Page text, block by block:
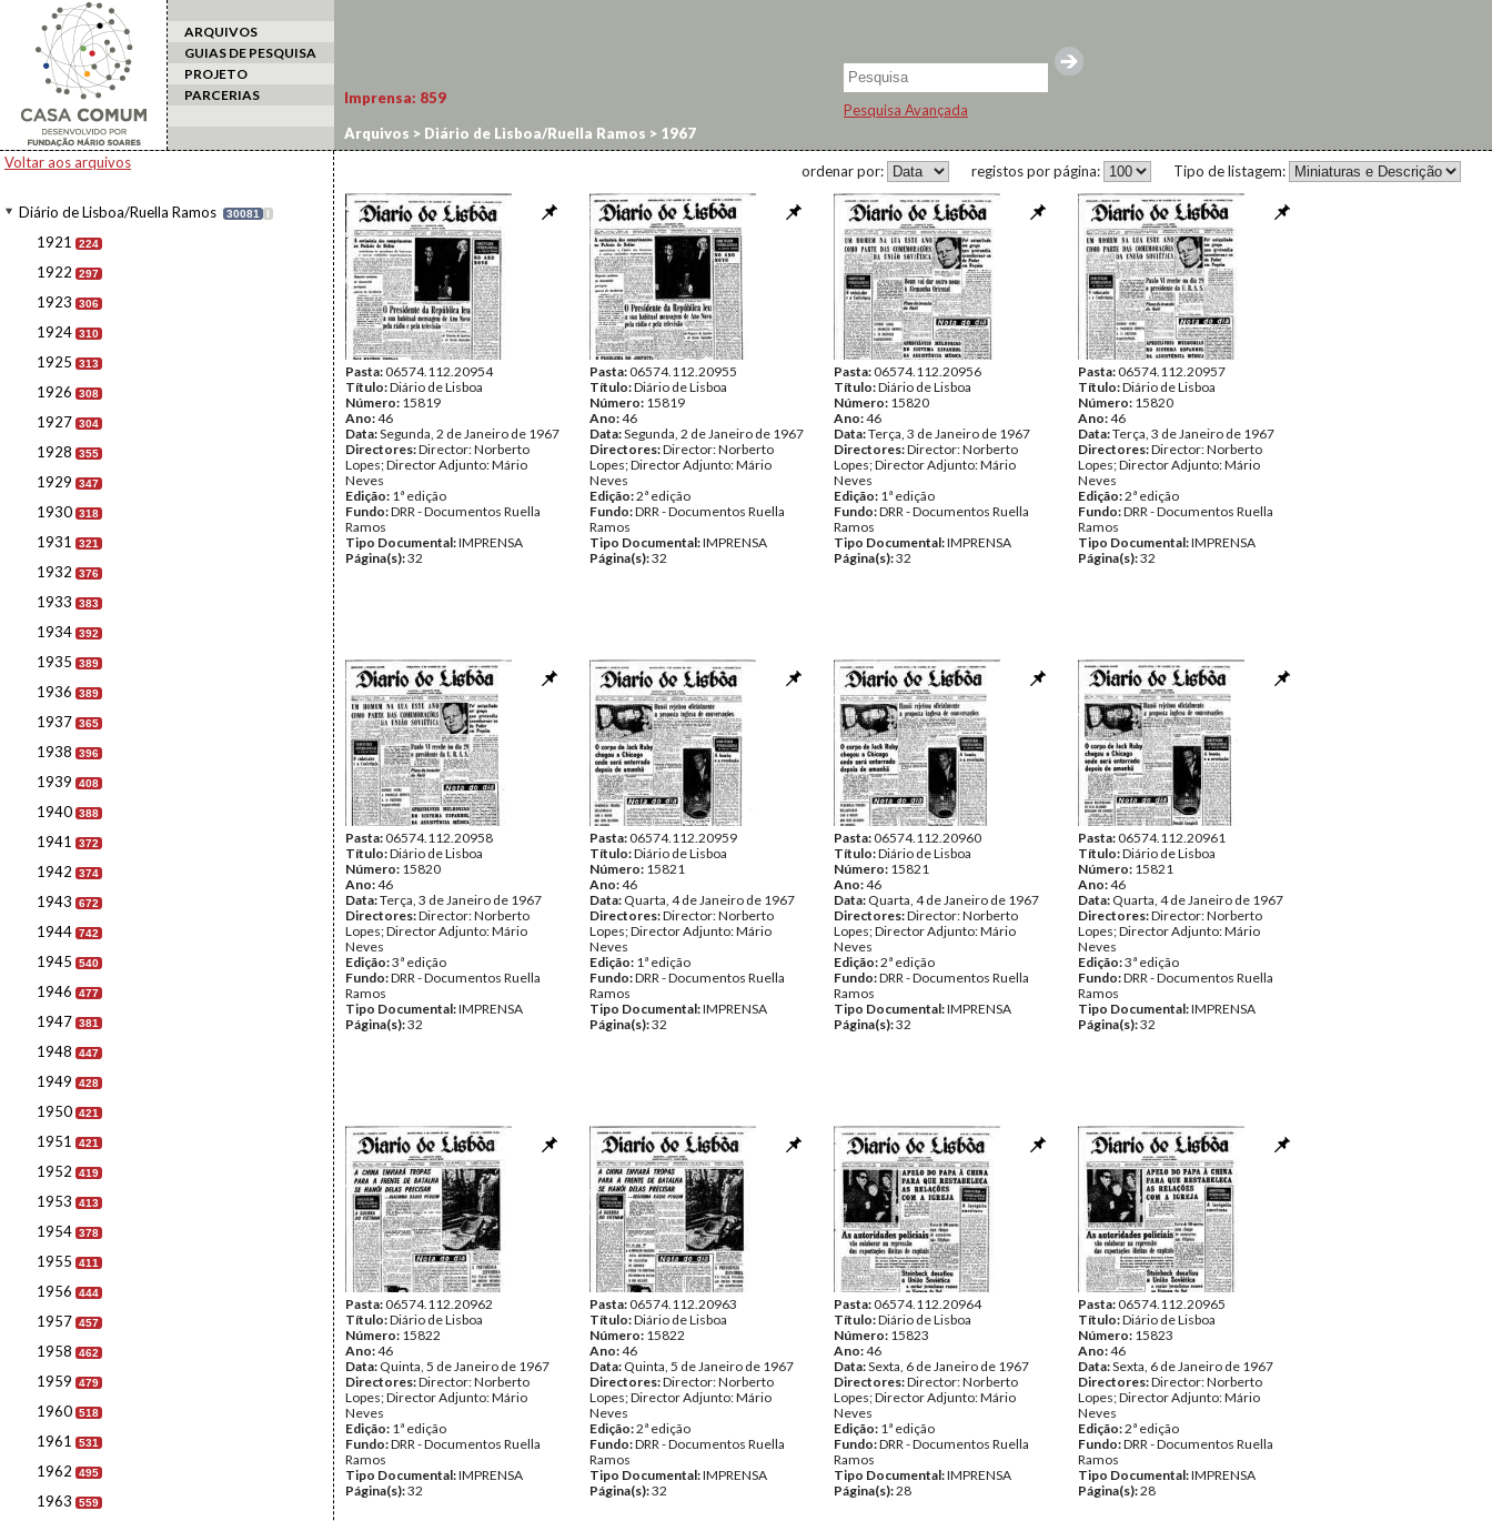
ARQUIVOS
GUIAS DE PESQUISA
PROJETO
PARCERIAS
Pesquisa Avançada
Voltar aos arquivos
Diário de Lisboa/Ruella Ramos 30081 I
1921 224
1922 297
1923 306
1924 310
1925 313
1926 308
1927 304
1928 355
1929 347
1930 318
1931 321
1932 376
1933 383
1934 392
1935 389
1936 389
1937 365
1938 396
1939 408
1940 388
1941 372
1942 374
1943 672
1944 742
1945 540
1946 477
1947 381
1948 447
1949 428
1950 421
1951 421
1952 419
1953 413
1954 378
1955 411
1956 444
1957 457
1958 462
1959 479
1960 518
1961 531
1962 495
1963 559
Imprensa: 859
Arquivos > Diário de Lisboa/Ruella Ramos > 1967
Tipo de listagem:
registos por página:
ordenar por:
Pasta:06574.112.20954
Título:Diário de Lisboa
Número: 15819
Ano:46
Data:Segunda, 2 de Janeiro de 1967
Directores:Director: Norberto
Lopes; Director Adjunto: Mário
Neves
Edição: 1ª edição
Fundo:DRR - Documentos Ruella
Ramos
Tipo Documental:IMPRENSA
Página(s):32
Pasta:06574.112.20955
Título:Diário de Lisboa
Número: 15819
Ano:46
Data:Segunda, 2 de Janeiro de 1967
Directores:Director: Norberto
Lopes; Director Adjunto: Mário
Neves
Edição:2ª edição
Fundo:DRR - Documentos Ruella
Ramos
Tipo Documental:IMPRENSA
Página(s):32
Pasta:06574.112.20956
Título:Diário de Lisboa
Número: 15820
Ano:46
Data:Terça, 3 de Janeiro de 1967
Directores:Director: Norberto
Lopes; Director Adjunto: Mário
Neves
Edição: 1ª edição
Fundo:DRR - Documentos Ruella
Ramos
Tipo Documental:IMPRENSA
Página(s):32
Pasta:06574.112.20957
Título:Diário de Lisboa
Número: 15820
Ano:46
Data:Terça, 3 de Janeiro de 1967
Directores:Director: Norberto
Lopes; Director Adjunto: Mário
Neves
Edição:2ª edição
Fundo:DRR - Documentos Ruella
Ramos
Tipo Documental:IMPRENSA
Página(s):32
Pasta:06574.112.20958
Título:Diário de Lisboa
Número: 15820
Ano:46
Data:Terça, 3 de Janeiro de 1967
Directores:Director: Norberto
Lopes; Director Adjunto: Mário
Neves
Edição:3ª edição
Fundo:DRR - Documentos Ruella
Ramos
Tipo Documental:IMPRENSA
Página(s):32
Pasta:06574.112.20959
Título:Diário de Lisboa
Número: 15821
Ano:46
Data: Quarta, 4 de Janeiro de 1967
Directores:Director: Norberto
Lopes; Director Adjunto: Mário
Neves
Edição: 1ª edição
Fundo:DRR - Documentos Ruella
Ramos
Tipo Documental:IMPRENSA
Página(s):32
Pasta:06574.112.20960
Título:Diário de Lisboa
Número: 15821
Ano:46
Data: Quarta, 4 de Janeiro de 1967
Directores:Director: Norberto
Lopes; Director Adjunto: Mário
Neves
Edição:2ª edição
Fundo:DRR - Documentos Ruella
Ramos
Tipo Documental:IMPRENSA
Página(s):32
Pasta:06574.112.20961
Título:Diário de Lisboa
Número: 15821
Ano:46
Data: Quarta, 4 de Janeiro de 1967
Directores:Director: Norberto
Lopes; Director Adjunto: Mário
Neves
Edição:3ª edição
Fundo:DRR - Documentos Ruella
Ramos
Tipo Documental:IMPRENSA
Página(s):32
Pasta:06574.112.20962
Título:Diário de Lisboa
Número: 15822
Ano:46
Data: Quinta, 5 de Janeiro de 1967
Directores:Director: Norberto
Lopes; Director Adjunto: Mário
Neves
Edição: 1ª edição
Fundo:DRR - Documentos Ruella
Ramos
Tipo Documental:IMPRENSA
Página(s):32
Pasta:06574.112.20963
Título:Diário de Lisboa
Número: 15822
Ano:46
Data: Quinta, 5 de Janeiro de 1967
Directores:Director: Norberto
Lopes; Director Adjunto: Mário
Neves
Edição:2ª edição
Fundo:DRR - Documentos Ruella
Ramos
Tipo Documental:IMPRENSA
Página(s):32
Pasta:06574.112.20964
Título:Diário de Lisboa
Número: 15823
Ano:46
Data:Sexta, 6 de Janeiro de 1967
Directores:Director: Norberto
Lopes; Director Adjunto: Mário
Neves
Edição: 1ª edição
Fundo:DRR - Documentos Ruella
Ramos
Tipo Documental:IMPRENSA
Página(s):28
Pasta:06574.112.20965
Título:Diário de Lisboa
Número: 15823
Ano:46
Data:Sexta, 6 de Janeiro de 1967
Directores:Director: Norberto
Lopes; Director Adjunto: Mário
Neves
Edição:2ª edição
Fundo:DRR - Documentos Ruella
Ramos
Tipo Documental:IMPRENSA
Página(s):28